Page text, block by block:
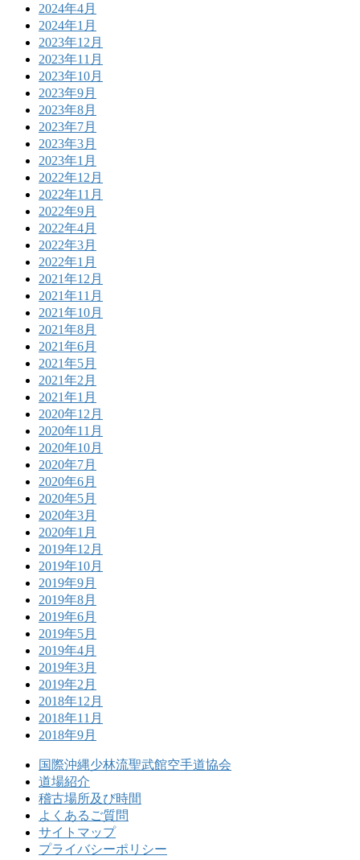
2024年4月
2024年1月
2023年12月
2023年11月
2023年10月
2023年9月
2023年8月
2023年7月
2023年3月
2023年1月
2022年12月
2022年11月
2022年9月
2022年4月
2022年3月
2022年1月
2021年12月
2021年11月
2021年10月
2021年8月
2021年6月
2021年5月
2021年2月
2021年1月
2020年12月
2020年11月
2020年10月
2020年7月
2020年6月
2020年5月
2020年3月
2020年1月
2019年12月
2019年10月
2019年9月
2019年8月
2019年6月
2019年5月
2019年4月
2019年3月
2019年2月
2018年12月
2018年11月
2018年9月
国際沖縄少林流聖武館空手道協会
道場紹介
稽古場所及び時間
よくあるご質問
サイトマップ
プライバシーポリシー